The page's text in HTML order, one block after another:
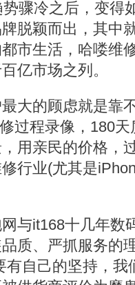
骤冷之后，变得
脱颖而出，其中
市生活，哈喽维
亿市场之列。
大的顾虑就是靠
过程录像，180天
用亲民的价格，
行业(尤其是
与it168十几年数
质、严抓服务的
有自己的坚持，